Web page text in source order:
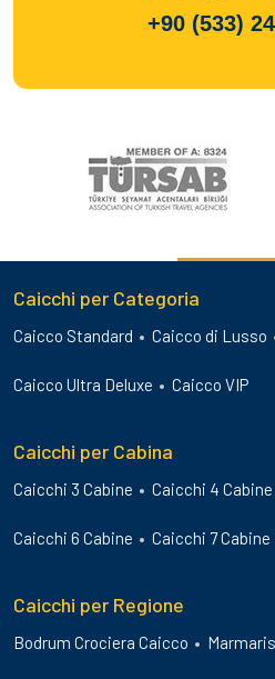
+90 (533)
Caicchi per Categoria
Caicco Standard Caicco di Lusso
Caicco Ultra Deluxe Caicco VIP
Caicchi per Cabina
Caicchi 3 Cabine Caicchi 4 Cabine
Caicchi 6 Cabine Caicchi 7 Cabine
Caicchi per Regione
Bodrum Crociera Caicco